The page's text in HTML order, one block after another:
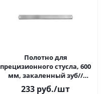
Полотно для
прецизионного стусла, 600
мм, закаленный зуб//
MАТРИКС
233 руб./шт